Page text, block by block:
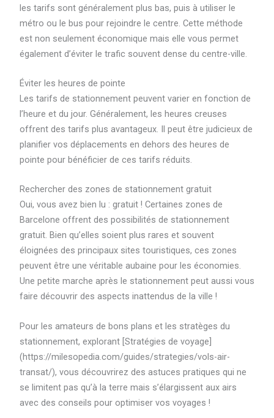
les tarifs sont généralement plus bas, puis à utiliser le
métro ou le bus pour rejoindre le centre. Cette méthode
est non seulement économique mais elle vous permet
également d’éviter le trafic souvent dense du centre-ville.
Éviter les heures de pointe
Les tarifs de stationnement peuvent varier en fonction de
l’heure et du jour. Généralement, les heures creuses
offrent des tarifs plus avantageux. Il peut être judicieux de
planifier vos déplacements en dehors des heures de
pointe pour bénéficier de ces tarifs réduits.
Rechercher des zones de stationnement gratuit
Oui, vous avez bien lu : gratuit ! Certaines zones de
Barcelone offrent des possibilités de stationnement
gratuit. Bien qu’elles soient plus rares et souvent
éloignées des principaux sites touristiques, ces zones
peuvent être une véritable aubaine pour les économies.
Une petite marche après le stationnement peut aussi vous
faire découvrir des aspects inattendus de la ville !
Pour les amateurs de bons plans et les stratèges du
stationnement, explorant [Stratégies de voyage]
(https://milesopedia.com/guides/strategies/vols-air-
transat/), vous découvrirez des astuces pratiques qui ne
se limitent pas qu’à la terre mais s’élargissent aux airs
avec des conseils pour optimiser vos voyages !